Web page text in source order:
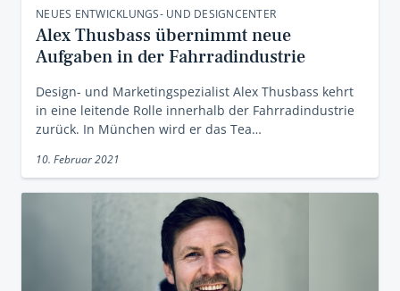
NEUES ENTWICKLUNGS- UND DESIGNCENTER
Alex Thusbass übernimmt neue
Aufgaben in der Fahrradindustrie
Design- und Marketingspezialist Alex Thusbass kehrt
in eine leitende Rolle innerhalb der Fahrradindustrie
zurück. In München wird er das Tea…
10. Februar 2021